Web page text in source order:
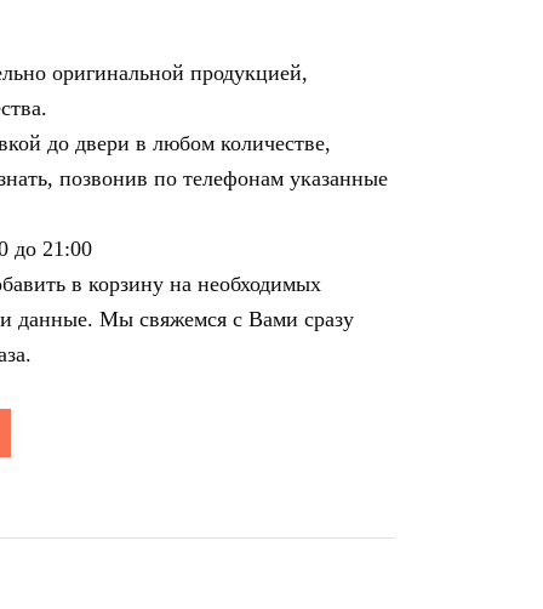
оригинальной продукцией,
до двери в любом количестве,
позвонив по телефонам указанные
до 21:00
в корзину на необходимых
данные. Мы свяжемся с Вами сразу